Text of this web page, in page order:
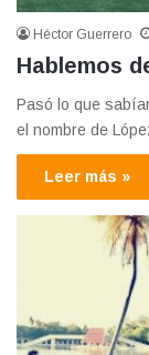
Héctor Guerrero
Hablemos
Pasó lo que
el nombre de
Leer más »